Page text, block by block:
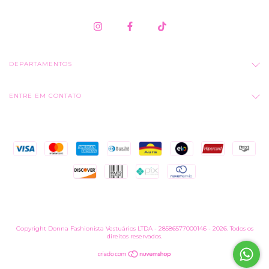
DEPARTAMENTOS
ENTRE EM CONTATO
Copyright Donna Fashionista Vestuários LTDA - 28586577000146 - 2026. Todos os
direitos reservados.